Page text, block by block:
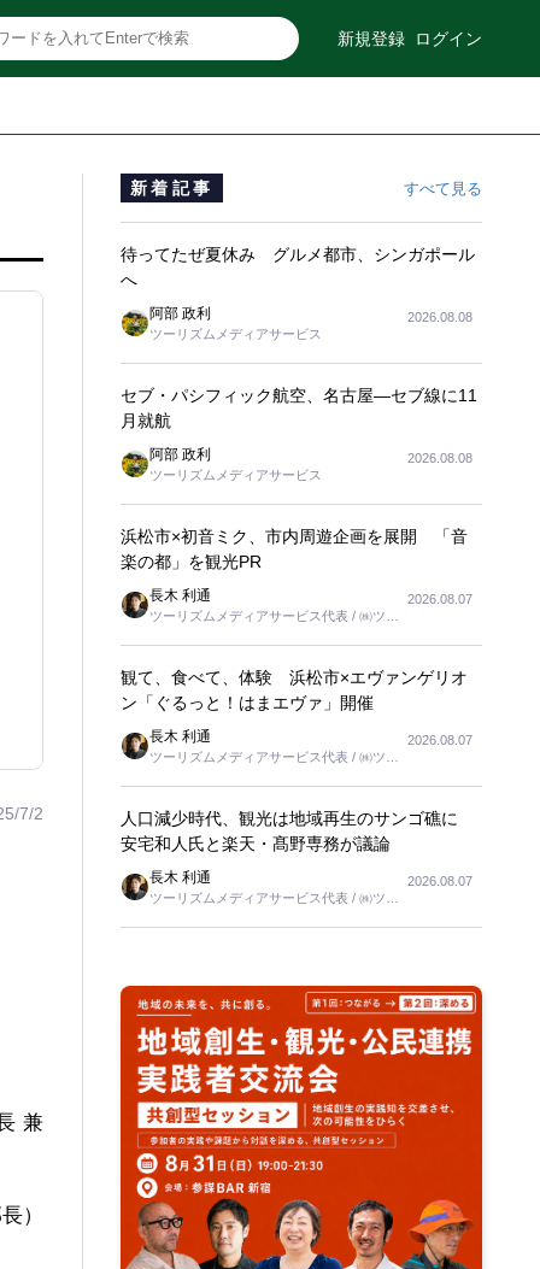
新規登録 ログイン
7/2
兼
）
新着記事 すべて見る
待ってたぜ夏休み グルメ都市、シンガポール
へ
阿部 政利
ツーリズムメディアサービス
2026.08.08
セブ・パシフィック航空、名古屋―セブ線に11
月就航
阿部 政利
ツーリズムメディアサービス
2026.08.08
浜松市×初音ミク、市内周遊企画を展開 「音
楽の都」を観光PR
長木 利通
ツーリズムメディアサービス代表 / ㈱ツー
2026.08.07
観て、食べて、体験 浜松市×エヴァンゲリオ
ン「ぐるっと！はまエヴァ」開催
長木 利通
ツーリズムメディアサービス代表 / ㈱ツー
2026.08.07
人口減少時代、観光は地域再生のサンゴ礁に
安宅和人氏と楽天・髙野専務が議論
長木 利通
ツーリズムメディアサービス代表 / ㈱ツー
2026.08.07